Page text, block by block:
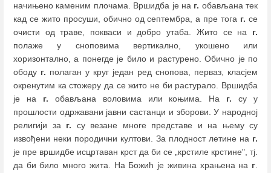
начињено каменим плочама. Вршидба је на г. обављана тек
кад се жито просуши, обично од септембра, а пре тога г. се
очисти од траве, покваси и добро утаба. Жито се на г.
полаже у сноповима вертикално, укошено или
хоризонтално, а понегде je било и растурено. Обично је по
ободу г. полаган у круг један ред снопова, перваз, класјем
окренутим ка стожеру да се жито не би растурало. Вршидба
је на г. обављана воловима или коњима. На г. су у
прошлости oдржавани јавни састанци и зборови. У народној
религији за г. су везане многе представе и на њему су
извођени неки породични култови. За плодност летине на г.
је пре вршидбе исцртаван крст да би се „крстиле крстине", тј.
да би било много жита. На Божић је живина храњена на г.